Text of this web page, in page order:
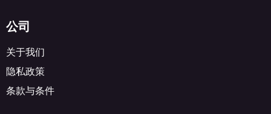
公司
关于我们
隐私政策
条款与条件